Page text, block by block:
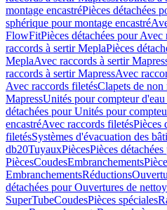
montage encastréPièces détachées
sphérique pour montage encastré
FlowFitPièces détachées pour
raccords à sertir MeplaPièces
MeplaAvec raccords à sertir
raccords à sertir MapressAvec
Avec raccords filetésClapets de non
MapressUnités pour compteur
détachées pour Unités pour
encastréAvec raccords filetésPièces
filetésSystèmes d'évacuation des
db20TuyauxPiècesPièces
PiècesCoudesEmbranchements
EmbranchementsRéductions
détachées pour Ouvertures de
SuperTubeCoudesPièces spéciales